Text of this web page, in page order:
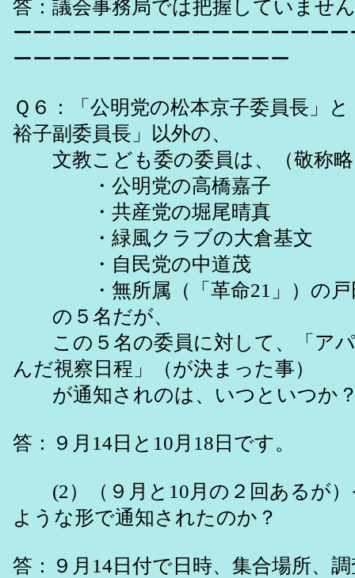
答：議会事務局では把握していませ
ーーーーーーーーーーーーーーーー
ーーーーーーーーーーーーーー
Ｑ６：「公明党の松本京子委員長」
裕子副委員長」以外の、
文教こども委の委員は、（敬称
・公明党の高橋嘉子
・共産党の堀尾晴真
・緑風クラブの大倉基文
・自民党の中道茂
・無所属（「革命21」）の戸
の５名だが、
この５名の委員に対して、「アパ
んだ視察日程」（が決まった事）
が通知されのは、いつといつか
答：９月14日と10月18日です。
(2）（９月と10月の２回あるが）
ような形で通知されたのか？
答：９月14日付で日時、集合場所、